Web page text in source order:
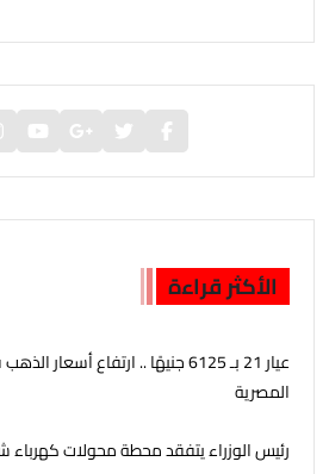
الأكثر قراءة
عيار 21 بـ 6125 جنيهًا .. ارتفاع
المصرية
رئيس الوزراء يتفقد محطة محولات